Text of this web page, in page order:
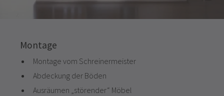
Montage
Montage vom Schreinermeister
Abdeckung der Böden
Ausräumen „störender“ Möbel